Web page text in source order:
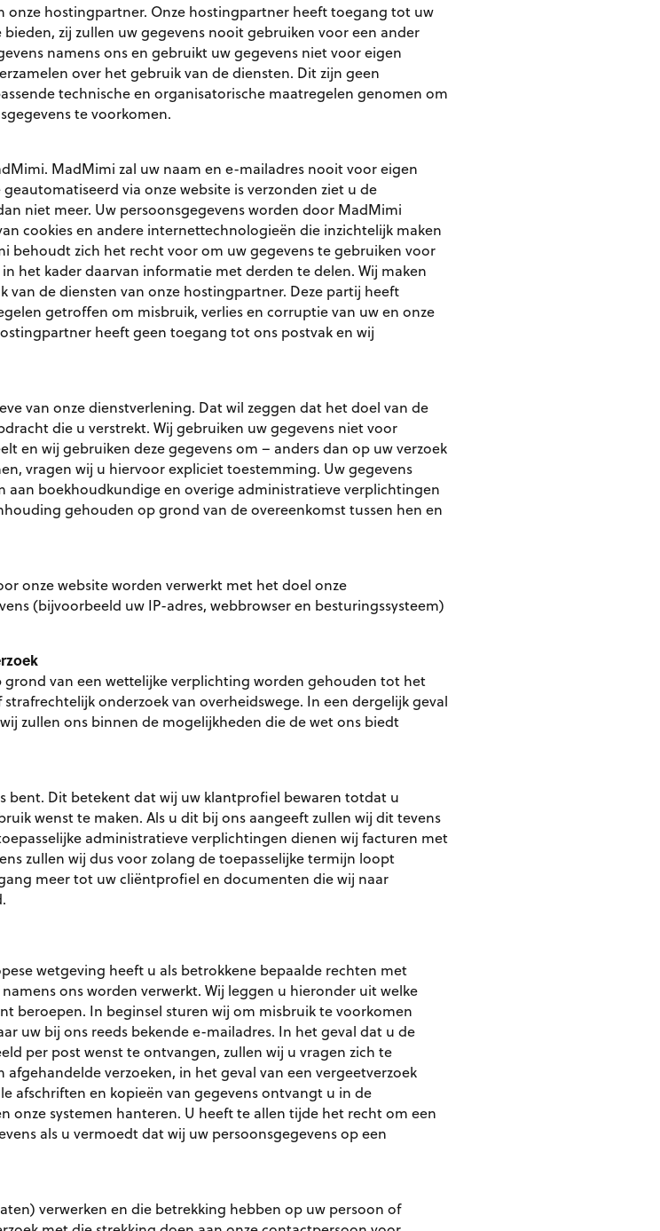
onze hostingpartner. Onze hostingpartner heeft toegang tot uw
zij zullen uw gegevens nooit gebruiken voor een ander
namens ons en gebruikt uw gegevens niet voor eigen
over het gebruik van de diensten. Dit zijn geen
technische en organisatorische maatregelen genomen om
te voorkomen.
MadMimi zal uw naam en e-mailadres nooit voor eigen
via onze website is verzonden ziet u de
niet meer. Uw persoonsgegevens worden door MadMimi
cookies en andere internettechnologieën die inzichtelijk maken
behoudt zich het recht voor om uw gegevens te gebruiken voor
het kader daarvan informatie met derden te delen. Wij maken
van de diensten van onze hostingpartner. Deze partij heeft
getroffen om misbruik, verlies en corruptie van uw en onze
heeft geen toegang tot ons postvak en wij
van onze dienstverlening. Dat wil zeggen dat het doel van de
die u verstrekt. Wij gebruiken uw gegevens niet voor
en wij gebruiken deze gegevens om – anders dan op uw verzoek
vragen wij u hiervoor expliciet toestemming. Uw gegevens
boekhoudkundige en overige administratieve verplichtingen
gehouden op grond van de overeenkomst tussen hen en
onze website worden verwerkt met het doel onze
(bijvoorbeeld uw IP-adres, webbrowser en besturingssysteem)
grond van een wettelijke verplichting worden gehouden tot het
onderzoek van overheidswege. In een dergelijk geval
zullen ons binnen de mogelijkheden die de wet ons biedt
bent. Dit betekent dat wij uw klantprofiel bewaren totdat u
wenst te maken. Als u dit bij ons aangeeft zullen wij dit tevens
administratieve verplichtingen dienen wij facturen met
zullen wij dus voor zolang de toepasselijke termijn loopt
meer tot uw cliëntprofiel en documenten die wij naar
wetgeving heeft u als betrokkene bepaalde rechten met
ons worden verwerkt. Wij leggen u hieronder uit welke
beroepen. In beginsel sturen wij om misbruik te voorkomen
uw bij ons reeds bekende e-mailadres. In het geval dat u de
per post wenst te ontvangen, zullen wij u vragen zich te
verzoeken, in het geval van een vergeetverzoek
afschriften en kopieën van gegevens ontvangt u in de
onze systemen hanteren. U heeft te allen tijde het recht om een
als u vermoedt dat wij uw persoonsgegevens op een
verwerken en die betrekking hebben op uw persoon of